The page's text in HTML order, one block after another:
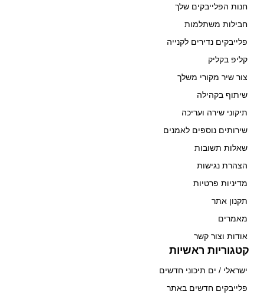
חנות הפלייבקים שלך
חבילות משתלמות
פלייבקים נדירים לקנייה
קליפ בקליק
צור שיר מקורי משלך
שיתוף בקהילה
תיקוני שירה ועריכה
שירותים נוספים לאמנים
שאלות תשובות
הצהרת נגישות
מדיניות פרטיות
תקנון אתר
מאמרים
אודות וצור קשר
קטגוריות ראשיות
ישראלי / ים תיכוני חדשים
פלייבקים חדשים באתר